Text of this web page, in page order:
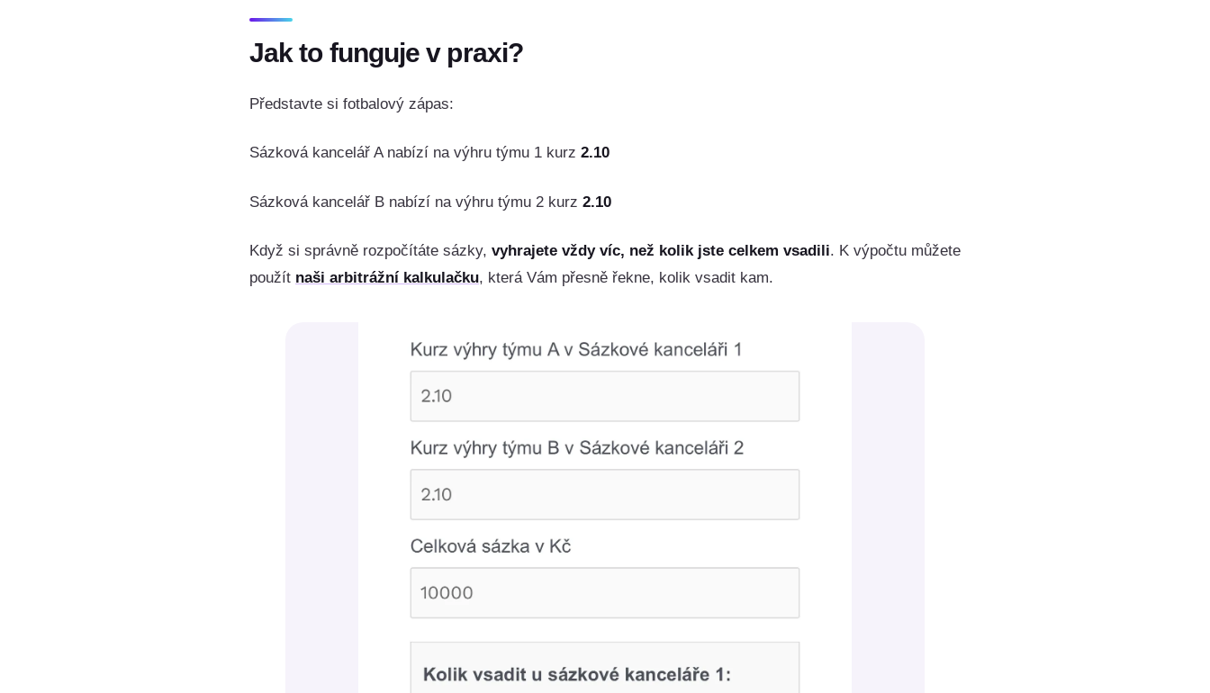
Jak to funguje v praxi?
Představte si fotbalový zápas:
Sázková kancelář A nabízí na výhru týmu 1 kurz 2.10
Sázková kancelář B nabízí na výhru týmu 2 kurz 2.10
Když si správně rozpočítáte sázky, vyhrajete vždy víc, než kolik jste celkem vsadili. K výpočtu můžete
použít naši arbitrážní kalkulačku, která Vám přesně řekne, kolik vsadit kam.